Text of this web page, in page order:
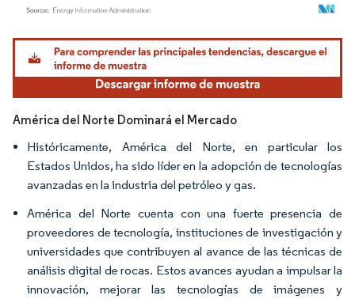
Imagen © Mordor Intelligence. El uso requiere atribución según CC BY 4.0.
América del Norte Dominará el Mercado
Históricamente, América del Norte, en particular los
Estados Unidos, ha sido líder en la adopción de tecnologías
avanzadas en la industria del petróleo y gas.
América del Norte cuenta con una fuerte presencia de
proveedores de tecnología, instituciones de investigación y
universidades que contribuyen al avance de las técnicas de
análisis digital de rocas. Estos avances ayudan a impulsar la
innovación, mejorar las tecnologías de imágenes y